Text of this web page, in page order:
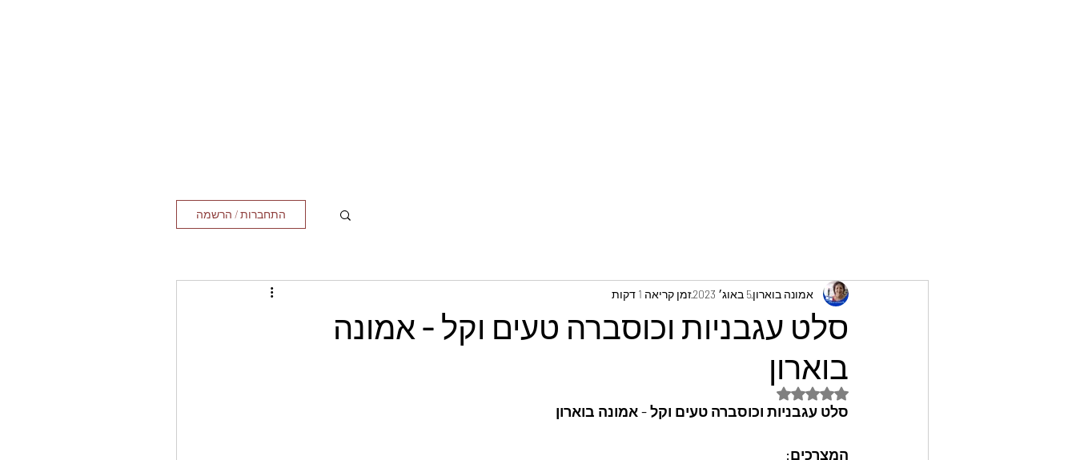
התחברות / הרשמה
סלט עגבניות וכוסברה טעים וקל - אמונה
בוארון
אמונה בוארון5 באוג׳ 2023 זמן קריאה 1 דקות
דירוג של NaN מתוך 5 כוכבים
סלט עגבניות וכוסברה טעים וקל - אמונה בוארון
המצרכים: